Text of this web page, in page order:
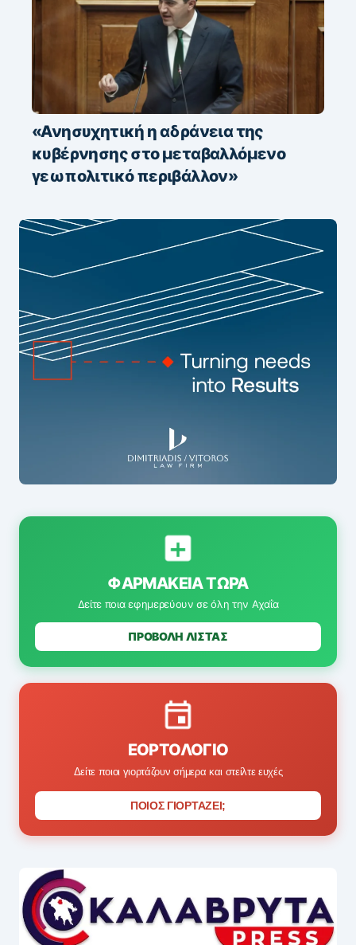
«Ανησυχητική η αδράνεια της
κυβέρνησης στο μεταβαλλόμενο
γεωπολιτικό περιβάλλον»
ΦΑΡΜΑΚΕΊΑ ΤΏΡΑ
Δείτε ποια εφημερεύουν σε όλη την Αχαΐα
ΠΡΟΒΟΛΗ ΛΙΣΤΑΣ
ΕΟΡΤΟΛΌΓΙΟ
Δείτε ποιοι γιορτάζουν σήμερα και στείλτε ευχές
ΠΟΙΟΣ ΓΙΟΡΤΑΖΕΙ;